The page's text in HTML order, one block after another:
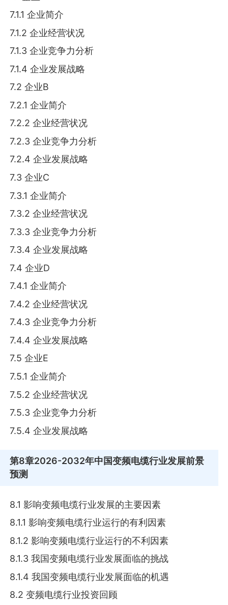
7.1.1 企业简介
7.1.2 企业经营状况
7.1.3 企业竞争力分析
7.1.4 企业发展战略
7.2 企业B
7.2.1 企业简介
7.2.2 企业经营状况
7.2.3 企业竞争力分析
7.2.4 企业发展战略
7.3 企业C
7.3.1 企业简介
7.3.2 企业经营状况
7.3.3 企业竞争力分析
7.3.4 企业发展战略
7.4 企业D
7.4.1 企业简介
7.4.2 企业经营状况
7.4.3 企业竞争力分析
7.4.4 企业发展战略
7.5 企业E
7.5.1 企业简介
7.5.2 企业经营状况
7.5.3 企业竞争力分析
7.5.4 企业发展战略
第8章2026-2032年中国变频电缆行业发展前景
预测
8.1 影响变频电缆行业发展的主要因素
8.1.1 影响变频电缆行业运行的有利因素
8.1.2 影响变频电缆行业运行的不利因素
8.1.3 我国变频电缆行业发展面临的挑战
8.1.4 我国变频电缆行业发展面临的机遇
8.2 变频电缆行业投资回顾